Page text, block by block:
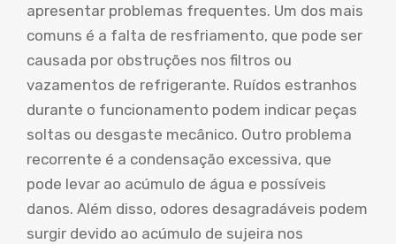
apresentar problemas frequentes. Um dos mais
comuns é a falta de resfriamento, que pode ser
causada por obstruções nos filtros ou
vazamentos de refrigerante. Ruídos estranhos
durante o funcionamento podem indicar peças
soltas ou desgaste mecânico. Outro problema
recorrente é a condensação excessiva, que
pode levar ao acúmulo de água e possíveis
danos. Além disso, odores desagradáveis podem
surgir devido ao acúmulo de sujeira nos